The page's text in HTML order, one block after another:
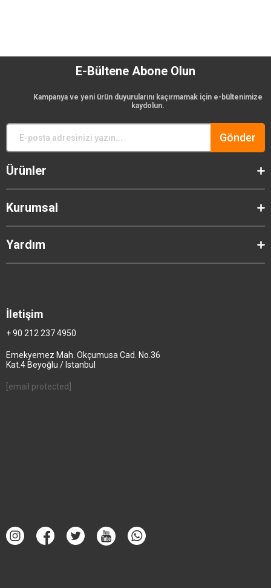
E-Bültene Abone Olun
Kampanya ve yeni ürün duyurularını kaçırmamak için e-bültenimize
kaydolun.
Gönder
Ürünler
Kurumsal
Yardım
İletişim
+ 90 212 237 4950
Emekyemez Mah. Okçumusa Cad. No.36
Kat.4 Beyoğlu / Istanbul
[email protected]